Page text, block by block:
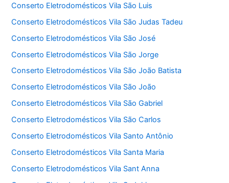
Conserto Eletrodomésticos Vila São Luis
Conserto Eletrodomésticos Vila São Judas Tadeu
Conserto Eletrodomésticos Vila São José
Conserto Eletrodomésticos Vila São Jorge
Conserto Eletrodomésticos Vila São João Batista
Conserto Eletrodomésticos Vila São João
Conserto Eletrodomésticos Vila São Gabriel
Conserto Eletrodomésticos Vila São Carlos
Conserto Eletrodomésticos Vila Santo Antônio
Conserto Eletrodomésticos Vila Santa Maria
Conserto Eletrodomésticos Vila Sant Anna